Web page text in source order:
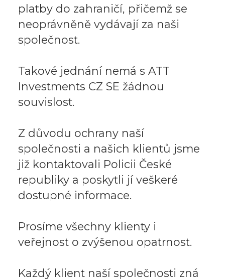
platby do zahraničí, přičemž se
neoprávněně vydávají za naši
společnost.
Takové jednání nemá s ATT
Investments CZ SE žádnou
souvislost.
Z důvodu ochrany naší
společnosti a našich klientů jsme
již kontaktovali Policii České
republiky a poskytli jí veškeré
dostupné informace.
Prosíme všechny klienty i
veřejnost o zvýšenou opatrnost.
Každý klient naší společnosti zná